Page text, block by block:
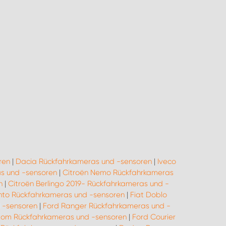
| Dacia Rückfahrkameras und -sensoren| Iveco
und -sensoren| Citroën Nemo Rückfahrkameras
| Citroën Berlingo 2019- Rückfahrkameras und -
Rückfahrkameras und -sensoren | Fiat Doblo
-sensoren | Ford Ranger Rückfahrkameras und -
Rückfahrkameras und -sensoren| Ford Courier